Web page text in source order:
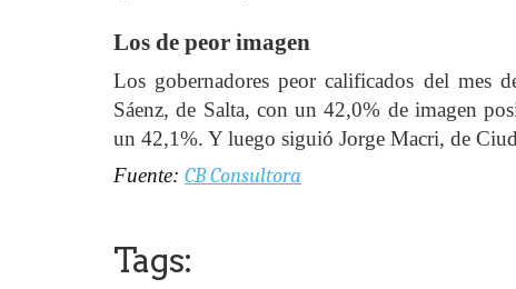
Los de peor imagen
Los gobernadores peor calificados del mes
Sáenz, de Salta, con un 42,0% de imagen
un 42,1%. Y luego siguió Jorge Macri, de
Fuente: CB Consultora
Tags: